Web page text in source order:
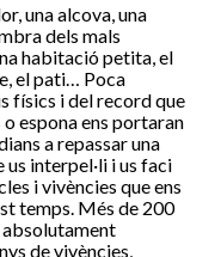
una alcova, una
dels mals
habitació petita, el
el pati… Poca
físics i del record que
espona ens portaran
a repassar una
interpel·li i us faci
i vivències que ens
temps. Més de 200
de vivències,